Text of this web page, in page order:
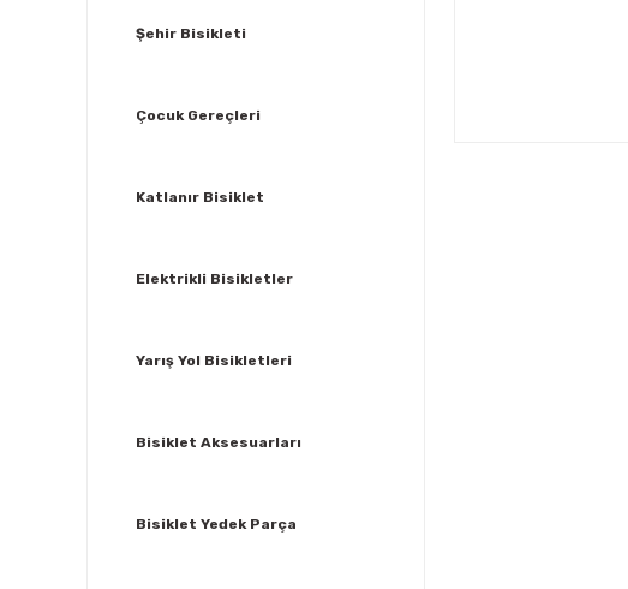
Şehir Bisikleti
Çocuk Gereçleri
Katlanır Bisiklet
Elektrikli Bisikletler
Yarış Yol Bisikletleri
Bisiklet Aksesuarları
Bisiklet Yedek Parça